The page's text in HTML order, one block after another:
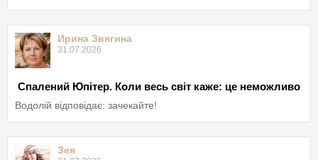
Ирина Звягина
31.07.2026
Спалений Юпітер. Коли весь світ каже: це неможливо
Водолій відповідає: зачекайте!
Зея